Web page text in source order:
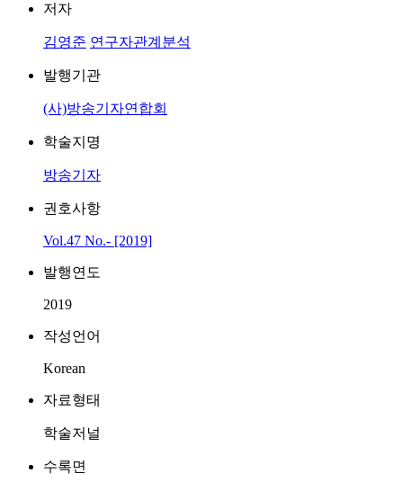
저자
김영준 연구자관계분석
발행기관
(사)방송기자연합회
학술지명
방송기자
권호사항
Vol.47 No.- [2019]
발행연도
2019
작성언어
Korean
자료형태
학술저널
수록면